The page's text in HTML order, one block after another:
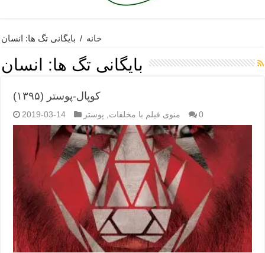
خانه / بایگانی تگ ها: انسان
بایگانی تگ ها: انسان
کوپال-پوستر (۱۳۹۵)
2019-03-14 منوی فیلم با مخلفات پوستر 0